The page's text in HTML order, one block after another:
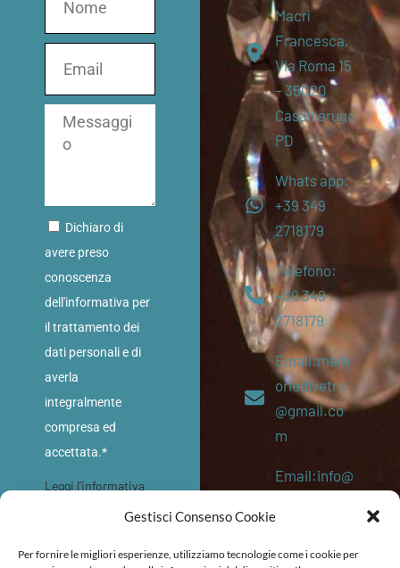
Gestisci Consenso Cookie
Per fornire le migliori esperienze, utilizziamo tecnologie come i cookie per
Dichiaro di
avere preso
conoscenza
dell'informativa per
il trattamento dei
dati personali e di
averla
integralmente
compresa ed
accettata.*
Leggi l'informativa
INVIA
Macrì
Francesca,
Via Roma 15
– 35020
Casalserugo
PD
Whats app:
+39 349
2718179
Telefono:
+39 349
2718179
Email:mem
oriedivetro
@gmail.co
m
Email:info@
etro.eu